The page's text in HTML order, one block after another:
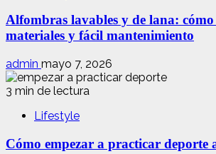
Alfombras lavables y de lana: cómo
materiales y fácil mantenimiento
admin mayo 7, 2026
3 min de lectura
Lifestyle
Cómo empezar a practicar deporte